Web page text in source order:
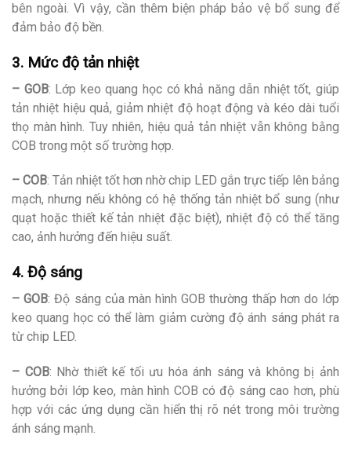
bên ngoài. Vì vậy, cần thêm biện pháp bảo vệ bổ sung để
đảm bảo độ bền.
3. Mức độ tản nhiệt
– GOB: Lớp keo quang học có khả năng dẫn nhiệt tốt, giúp
tản nhiệt hiệu quả, giảm nhiệt độ hoạt động và kéo dài tuổi
thọ màn hình. Tuy nhiên, hiệu quả tản nhiệt vẫn không bằng
COB trong một số trường hợp.
– COB: Tản nhiệt tốt hơn nhờ chip LED gắn trực tiếp lên bảng
mạch, nhưng nếu không có hệ thống tản nhiệt bổ sung (như
quạt hoặc thiết kế tản nhiệt đặc biệt), nhiệt độ có thể tăng
cao, ảnh hưởng đến hiệu suất.
4. Độ sáng
– GOB: Độ sáng của màn hình GOB thường thấp hơn do lớp
keo quang học có thể làm giảm cường độ ánh sáng phát ra
từ chip LED.
– COB: Nhờ thiết kế tối ưu hóa ánh sáng và không bị ảnh
hưởng bởi lớp keo, màn hình COB có độ sáng cao hơn, phù
hợp với các ứng dụng cần hiển thị rõ nét trong môi trường
ánh sáng mạnh.